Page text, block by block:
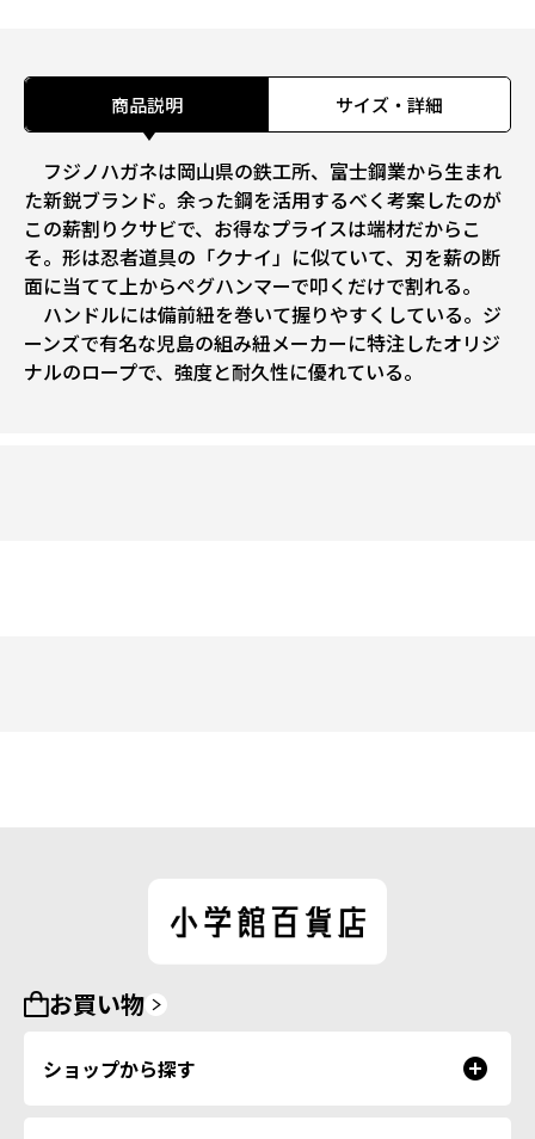
商品説明 サイズ・詳細
フジノハガネは岡山県の鉄工所、富士鋼業から生まれ
た新鋭ブランド。余った鋼を活用するべく考案したのが
この薪割りクサビで、お得なプライスは端材だからこ
そ。形は忍者道具の「クナイ」に似ていて、刃を薪の断
面に当てて上からペグハンマーで叩くだけで割れる。
ハンドルには備前紐を巻いて握りやすくしている。ジ
ーンズで有名な児島の組み紐メーカーに特注したオリジ
ナルのロープで、強度と耐久性に優れている。
お買い物
ショップから探す